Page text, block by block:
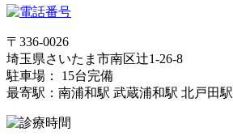
〒336-0026
埼玉県さいたま市南区辻1-26-8
駐車場： 15台完備
最寄駅：南浦和駅 武蔵浦和駅 北戸田駅